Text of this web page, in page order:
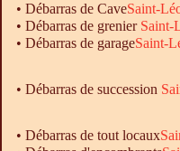
• Débarras de CaveSaint-
• Débarras de grenier Saint-
• Débarras de garageSaint-
• Débarras de succession
• Débarras de tout locaux